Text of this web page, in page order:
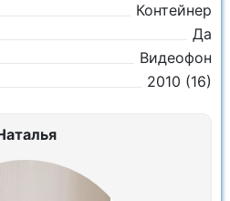
Контейнер
Да
Видеофон
2010 (16)